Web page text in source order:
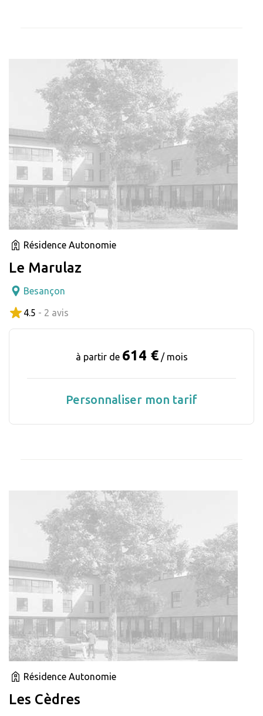
Résidence Autonomie
Le Marulaz
Besançon
4.5 - 2 avis
à partir de 614 € / mois
Personnaliser mon tarif
Résidence Autonomie
Les Cèdres